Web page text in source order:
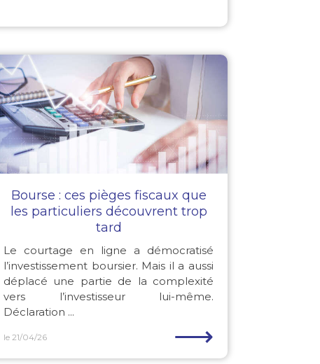
Bourse : ces pièges fiscaux que
les particuliers découvrent trop
tard
Le courtage en ligne a démocratisé
l’investissement boursier. Mais il a aussi
déplacé une partie de la complexité
vers l’investisseur lui-même.
Déclaration ...
le 21/04/26 ⟶